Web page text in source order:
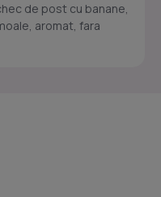
de post cu banane,
aromat, fara